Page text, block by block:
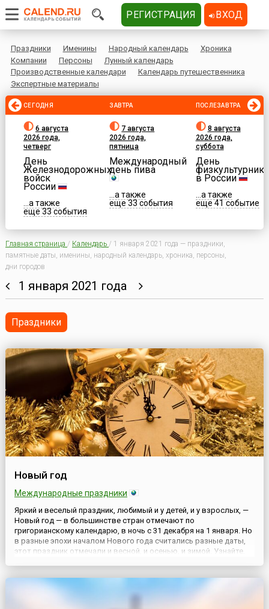
Праздники Именины Народный календарь
Хроника
Компании
Персоны
Лунный календарь
Производственные календари
Календарь путешественника
Экспертные материалы
СЕГОДНЯ
6 августа
2026 года,
четверг
День
Железнодорожных
войск
России
...а также
еще 33 события
ЗАВТРА
7 августа
2026 года,
пятница
Международный
день пива
...а также
еще 33 события
ПОСЛЕЗАВТРА
8 августа
2026 года,
суббота
День
физкультурника
в России
...а также
еще 41 событие
Главная страница / Календарь / 1 января 2021 года — праздники,
памятные даты, именины, народный календарь, хроника, персоны,
дни городов
1 января 2021 года
Праздники
Новый год
Международные праздники
Яркий и веселый праздник, любимый и у детей, и у взрослых, —
Новый год — в большинстве стран отмечают по
григорианскому календарю, в ночь с 31 декабря на 1 января. Но
в разные эпохи началом Нового года считались разные даты,
этот праздник отмечали и весной, и осенью, и зимой. Узнайте,
РЕГИСТРАЦИЯ ВХОД